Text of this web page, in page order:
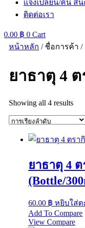
แจ้งเปลี่ยน/คืน สิ
ติดต่อเรา
0.00 ฿ 0 Cart
หน้าหลัก / ชื่อการค้า /
ยาธาตุ 4
Showing all 4 results
ยาธาตุ 4 ต
(Bottle/
60.00 ฿ หยิบใส่ต
Add To Compare
View Compare